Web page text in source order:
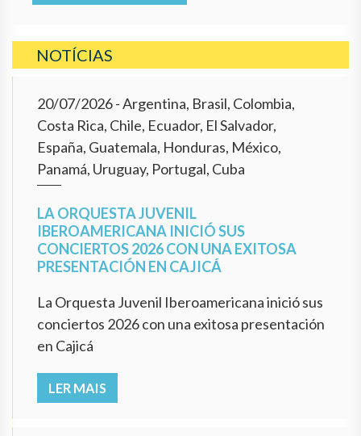
NOTÍCIAS
20/07/2026- Argentina, Brasil, Colombia,
Costa Rica, Chile, Ecuador, El Salvador,
España, Guatemala, Honduras, México,
Panamá, Uruguay, Portugal, Cuba
LA ORQUESTA JUVENIL
IBEROAMERICANA INICIÓ SUS
CONCIERTOS 2026 CON UNA EXITOSA
PRESENTACIÓN EN CAJICÁ
La Orquesta Juvenil Iberoamericana inició sus
conciertos 2026 con una exitosa presentación
en Cajicá
LER MAIS